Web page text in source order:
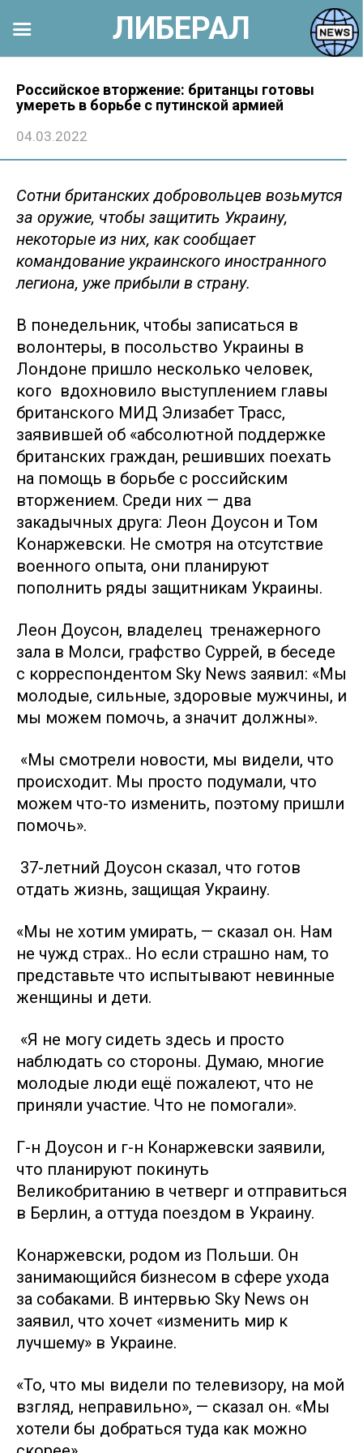
контенту
Российское вторжение: британцы готовы
умереть в борьбе с путинской армией
04.03.2022
Сотни британских добровольцев возьмутся
за оружие, чтобы защитить Украину,
некоторые из них, как сообщает
командование украинского иностранного
легиона, уже прибыли в страну.
В понедельник, чтобы записаться в
волонтеры, в посольство Украины в
Лондоне пришло несколько человек,
кого вдохновило выступлением главы
британского МИД Элизабет Трасс,
заявившей об «абсолютной поддержке
британских граждан, решивших поехать
на помощь в борьбе с российским
вторжением. Среди них — два
закадычных друга: Леон Доусон и Том
Конаржевски. Не смотря на отсутствие
военного опыта, они планируют
пополнить ряды защитникам Украины.
Леон Доусон, владелец тренажерного
зала в Молси, графство Суррей, в беседе
с корреспондентом Sky News заявил: «Мы
молодые, сильные, здоровые мужчины, и
мы можем помочь, а значит должны».
«Мы смотрели новости, мы видели, что
происходит. Мы просто подумали, что
можем что-то изменить, поэтому пришли
помочь».
37-летний Доусон сказал, что готов
отдать жизнь, защищая Украину.
«Мы не хотим умирать, — сказал он. Нам
не чужд страх.. Но если страшно нам, то
представьте что испытывают невинные
женщины и дети.
«Я не могу сидеть здесь и просто
наблюдать со стороны. Думаю, многие
молодые люди ещё пожалеют, что не
приняли участие. Что не помогали».
Г-н Доусон и г-н Конаржевски заявили,
что планируют покинуть
Великобританию в четверг и отправиться
в Берлин, а оттуда поездом в Украину.
Конаржевски, родом из Польши. Он
занимающийся бизнесом в сфере ухода
за собаками. В интервью Sky News он
заявил, что хочет «изменить мир к
лучшему» в Украине.
«То, что мы видели по телевизору, на мой
взгляд, неправильно», — сказал он. «Мы
хотели бы добраться туда как можно
ЛИБЕРАЛ